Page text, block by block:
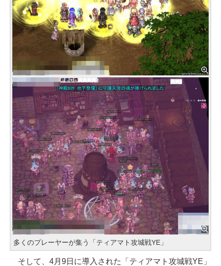
多くのプレーヤーが集う「ティアマト攻城戦YE」
そして、4月9日に導入された「ティアマト攻城戦YE」